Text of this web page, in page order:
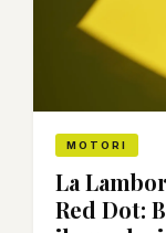
MOTORI
La
Red Dot: